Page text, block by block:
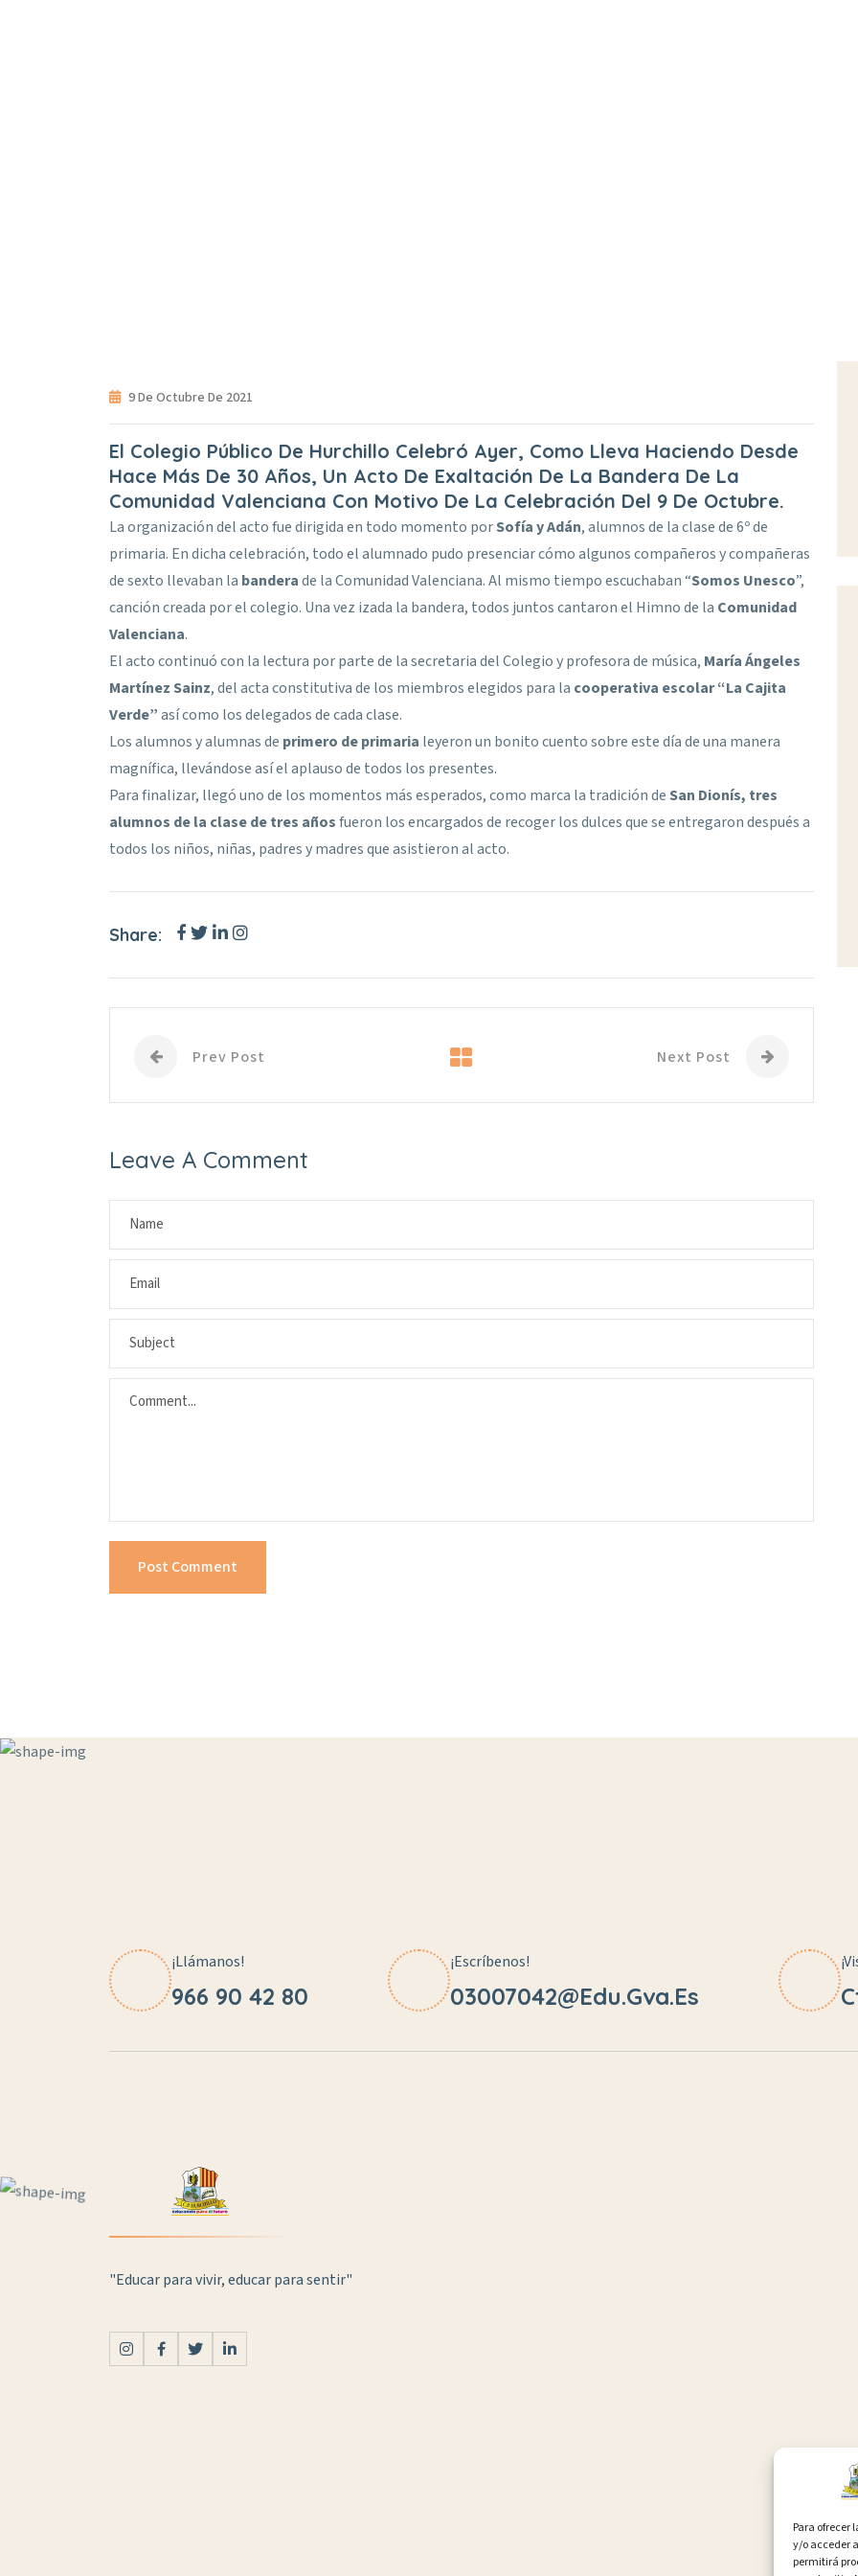
Para ofrecer
y/o acceder
permitirá
9 De Octubre De 2021
El Colegio Público De Hurchillo Celebró Ayer, Como Lleva Haciendo Desde
Hace Más De 30 Años, Un Acto De Exaltación De La Bandera De La
Comunidad Valenciana Con Motivo De La Celebración Del 9 De Octubre.
La organización del acto fue dirigida en todo momento porSofía y Adán, alumnos de la clase de 6º de
primaria. En dicha celebración, todo el alumnado pudo presenciar cómo algunos compañeros y compañeras
de sexto llevaban la banderade la Comunidad Valenciana. Al mismo tiempo escuchaban “Somos Unesco”,
canción creada por el colegio. Una vez izada la bandera, todos juntos cantaron el Himno de la Comunidad
Valenciana.
El acto continuó con la lectura por parte de la secretaria del Colegio y profesora de música, María Ángeles
Martínez Sainz, del acta constitutiva de los miembros elegidos para la cooperativa escolar “La Cajita
Verde”así como los delegados de cada clase.
Los alumnos y alumnas de primero de primaria leyeron un bonito cuento sobre este día de una manera
magnífica, llevándose así el aplauso de todos los presentes.
Para finalizar, llegó uno de los momentos más esperados, como marca la tradición deSan Dionís, tres
alumnos de la clase de tres añosfueron los encargados de recoger los dulces que se entregaron después a
todos los niños, niñas, padres y madres que asistieron al acto.
Share:
Prev Post Next Post
Leave A Comment
¡Llámanos!
966 90 42 80
¡Escríbenos!
03007042@edu.gva.es
"Educar para vivir, educar para sentir"